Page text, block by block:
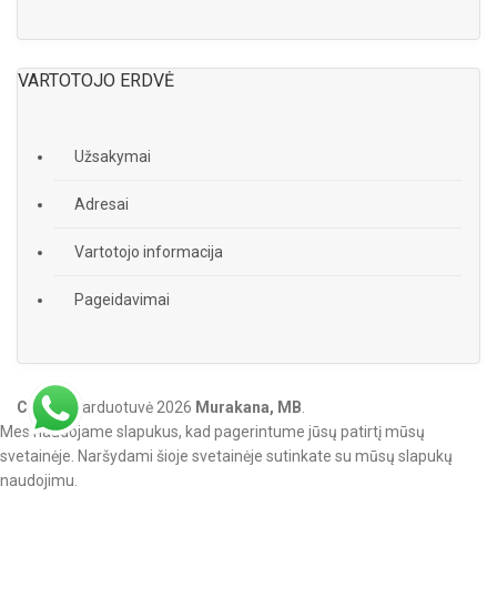
VARTOTOJO ERDVĖ
Užsakymai
Adresai
Vartotojo informacija
Pageidavimai
Citadel parduotuvė 2026 Murakana, MB
Mes naudojame slapukus, kad pagerintume jūsų patirtį mūsų
svetainėje. Naršydami šioje svetainėje sutinkate su mūsų slapukų
naudojimu.